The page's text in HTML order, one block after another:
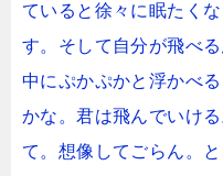
ていると徐々に眠たく
す。そして自分が飛べ
中にぷかぷかと浮かべ
かな。君は飛んでいけ
て。想像してごらん。